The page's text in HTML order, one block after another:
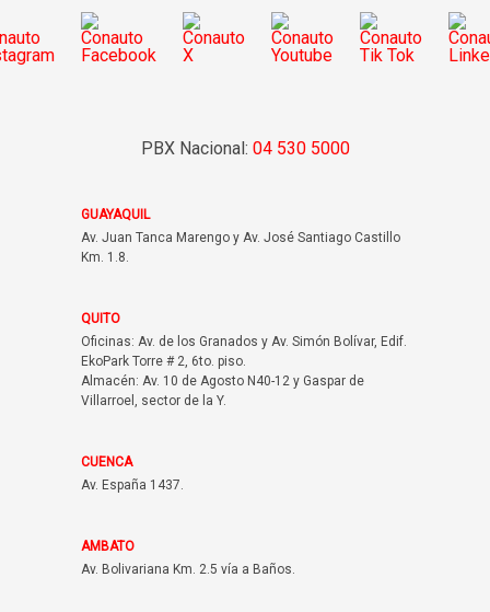
PBX Nacional: 04 530 5000
GUAYAQUIL
Av. Juan Tanca Marengo y Av. José Santiago Castillo
Km. 1.8.
QUITO
Oficinas: Av. de los Granados y Av. Simón Bolívar, Edif.
EkoPark Torre # 2, 6to. piso.
Almacén: Av. 10 de Agosto N40-12 y Gaspar de
Villarroel, sector de la Y.
CUENCA
Av. España 1437.
AMBATO
Av. Bolivariana Km. 2.5 vía a Baños.